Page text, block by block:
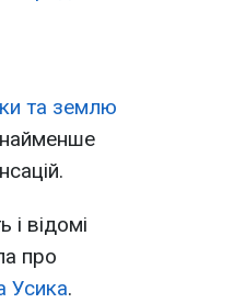
та землю
і відомі
про
Усика.